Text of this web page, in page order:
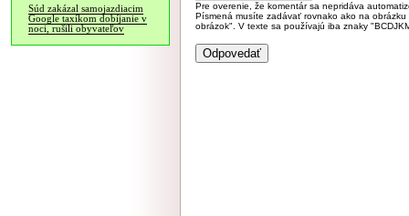
Súd zakázal samojazdiacim
Google taxíkom dobíjanie v
noci, rušili obyvateľov
Pre overenie, že komentár sa nepridáva
Písmená musíte zadávať rovnako ako na
obrázok". V texte sa používajú iba znaky